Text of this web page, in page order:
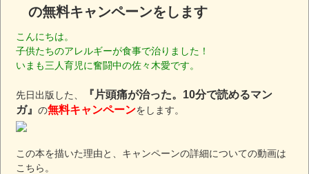
の無料キャンペーンをします
こんにちは。
子供たちのアレルギーが食事で治りました！
いまも三人育児に奮闘中の佐々木愛です。
先日出版した、
『片頭痛が治った。10分で読めるマン
ガ』の無料キャンペーンをします。
この本を描いた理由と、キャンペーンの詳細についての動画は
こちら。